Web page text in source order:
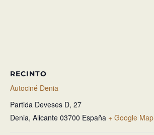
RECINTO
Autociné Denia
Partida Deveses D, 27
Denia, Alicante 03700 España + Google Map